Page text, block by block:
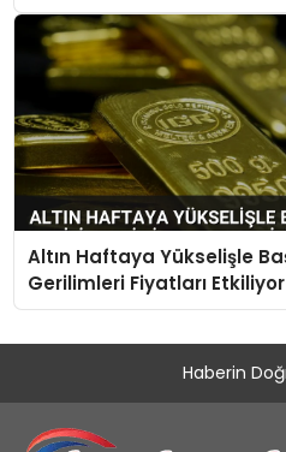
Altın Haftaya Yükselişle
Gerilimleri Fiyatları Etkiliyor
Haberin